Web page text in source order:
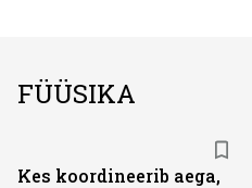
FÜÜSIKA
Kes koordineerib aega,